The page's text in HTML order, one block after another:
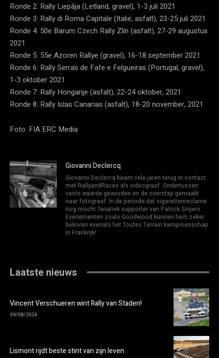
Ronde 2: Rally Liepāja (Letland, gravel), 1-3 juli 2021
Ronde 3: Rally di Roma Capitale (Italië, asfalt), 23-25 juli 2021
Ronde 4: 50e Barum Czech Rally Zlín (asfalt), 27-29 augustus
2021
Ronde 5: 55e Azoren Rallye (gravel), 16-18 september 2021
Ronde 6: Rally Serras de Fafe e Felgueiras (Portugal, gravel),
1-3 oktober 2021
Ronde 7: Rally Hongarije (asfalt), 22-24 oktober, 2021
Ronde 8: Rally Islas Canarias (asfalt), 18-20 november, 2021
Foto: FIA ERC Media
Giovanni Declercq
Giovanni Declercq kwam vele jaren terug in contact
met RallyandRaces als videograaf. Ondertussen
vaste waarde geworden en de overstap gemaakt
naar fotograaf. In de periode dat sigarettenreclame
nog mocht fanatiek supporter van Patrick Snijers.
Evenementen zoals Goodwood kunnen hem zeker
bekoren evenals het Toutes Terrain kampioenschap
in Frankrijk!
Laatste nieuws
Vincent Verschueren wint Rally van Staden!
09/08/2026
Lismont rijdt beste stint van zijn leven